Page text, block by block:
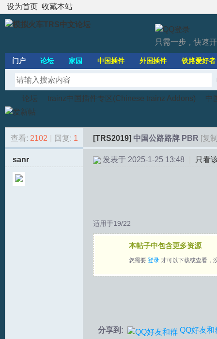
设为首页 收藏本站
只需一步，快速
门户 论坛 家园 中国插件 外国插件 铁路爱好者
模»
论坛
›
trainz中国插件专区(Chinese trainz Addons)
›
中
查看: 2102 回复: 1 [TRS2019] 中国公路路牌 PBR [复
sanr 发表于 2025-1-25 13:48 只看
适用于19/22
本帖子中包含更多资源
您需要 登录 才可以下载或查看，
分享到: QQ好友和